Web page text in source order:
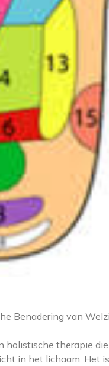
Benadering van
holistische therapie
in het lichaam. Het